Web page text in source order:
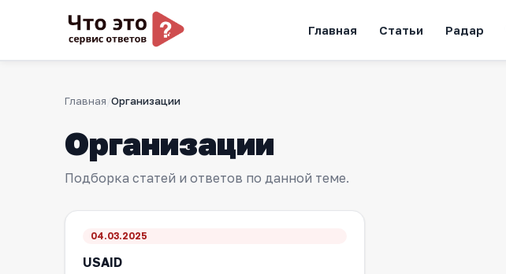
Главная Статьи Радар
Главная Организации
Организации
Подборка статей и ответов по данной теме.
04.03.2025
USAID